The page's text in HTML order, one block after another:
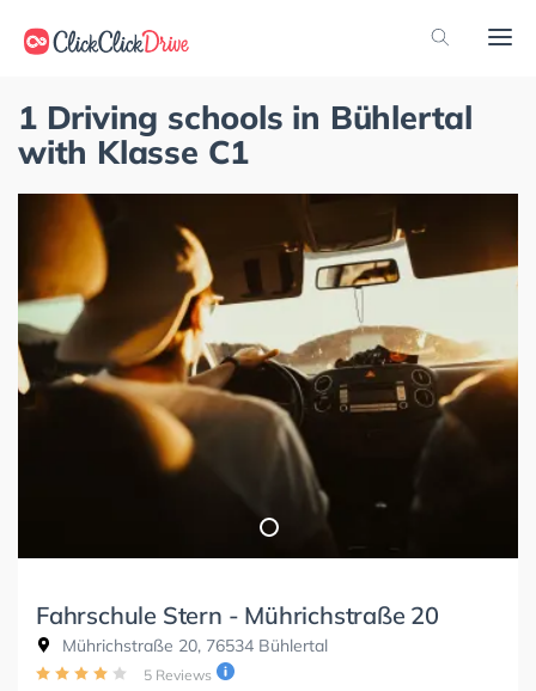
1 Driving schools in Bühlertal
with Klasse C1
Fahrschule Stern - Mührichstraße 20
Mührichstraße 20, 76534 Bühlertal
5 Reviews